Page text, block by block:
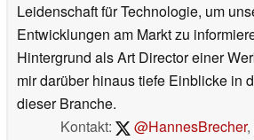
Leidenschaft für Technologie, um
Entwicklungen am Markt zu
Hintergrund als Art Director einer
mir darüber hinaus tiefe Einblicke in
dieser Branche.
Kontakt:
@HannesBrecher,